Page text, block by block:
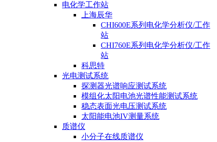
电化学工作站
上海辰华
CHI600E系列电化学分析仪/工作
站
CHI760E系列电化学分析仪/工作
站
科思特
光电测试系统
探测器光谱响应测试系统
模组化太阳电池光谱性能测试系统
稳态表面光电压测试系统
太阳能电池IV测量系统
质谱仪
小分子在线质谱仪